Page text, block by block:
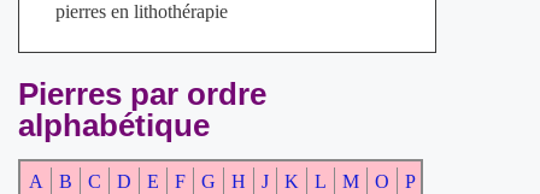
pierres en lithothérapie
Pierres par ordre
alphabétique
A B C D E F G H J K L M O
P